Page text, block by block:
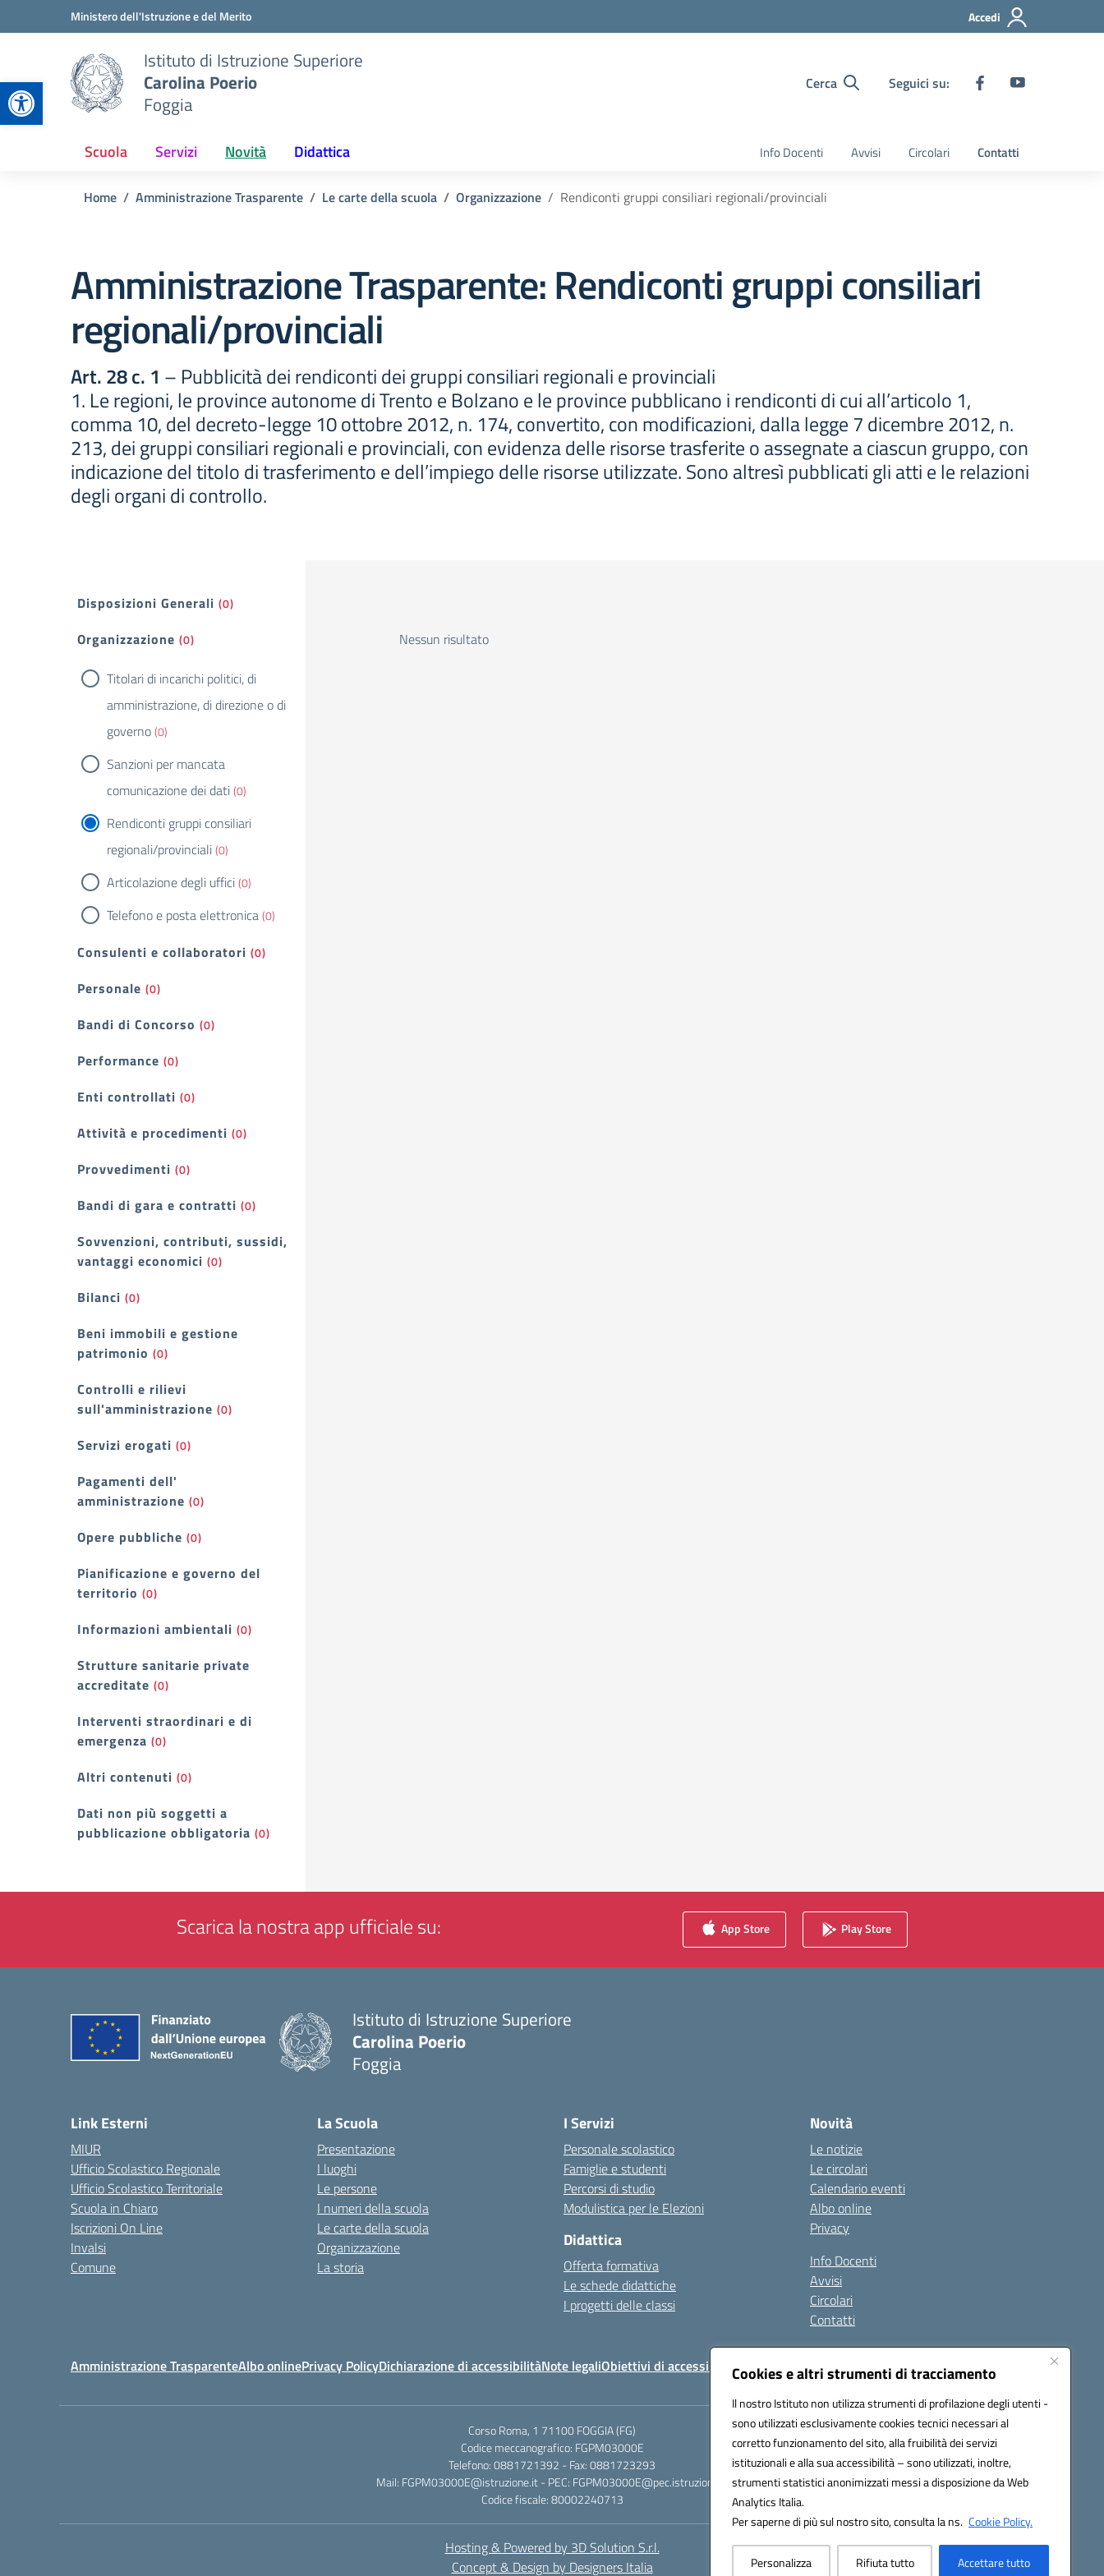
Apri la barra degli strumenti
Cookies e altri strumenti di tracciamento
Il nostro Istituto non utilizza strumenti di profilazione degli utenti -
sono utilizzati esclusivamente cookies tecnici necessari al
corretto funzionamento del sito, alla fruibilità dei servizi
istituzionali e alla sua accessibilità – sono utilizzati, inoltre,
strumenti statistici anonimizzati messi a disposizione da Web
Analytics Italia.
Per saperne di più sul nostro sito, consulta la ns. Cookie Policy.
Personalizza Rifiuta tutto Accettare tutto
Vai ai contenuti
Vai al menu di navigazioneMinistero dell'Istruzione e del Merito Accedi
Istituto di Istruzione Superiore
Carolina Poerio
Foggia
Cerca Seguici su:
Scuola Servizi Novità Didattica Info Docenti Avvisi Circolari Contatti
Home Amministrazione Trasparente Le carte della scuola Organizzazione Rendiconti gruppi consiliari regionali/provinciali
Amministrazione Trasparente:Rendiconti gruppi consiliari
regionali/provinciali
Art. 28 c. 1 – Pubblicità dei rendiconti dei gruppi consiliari regionali e provinciali
1. Le regioni, le province autonome di Trento e Bolzano e le province pubblicano i rendiconti di cui all’articolo 1,
comma 10, del decreto-legge 10 ottobre 2012, n. 174, convertito, con modificazioni, dalla legge 7 dicembre 2012, n.
213, dei gruppi consiliari regionali e provinciali, con evidenza delle risorse trasferite o assegnate a ciascun gruppo, con
indicazione del titolo di trasferimento e dell’impiego delle risorse utilizzate. Sono altresì pubblicati gli atti e le relazioni
degli organi di controllo.
Filtri
Disposizioni Generali (0)
Organizzazione (0)
Titolari di incarichi politici, di
amministrazione, di direzione o di
governo(0)
Sanzioni per mancata
comunicazione dei dati(0)
Rendiconti gruppi consiliari
regionali/provinciali(0)
Articolazione degli uffici(0)
Telefono e posta elettronica(0)
Consulenti e collaboratori (0)
Personale (0)
Bandi di Concorso (0)
Performance (0)
Enti controllati (0)
Attività e procedimenti (0)
Provvedimenti (0)
Bandi di gara e contratti (0)
Sovvenzioni, contributi, sussidi,
vantaggi economici (0)
Bilanci (0)
Beni immobili e gestione
patrimonio (0)
Controlli e rilievi
sull'amministrazione (0)
Servizi erogati (0)
Pagamenti dell'
amministrazione (0)
Opere pubbliche (0)
Pianificazione e governo del
territorio (0)
Informazioni ambientali (0)
Strutture sanitarie private
accreditate (0)
Interventi straordinari e di
emergenza (0)
Altri contenuti (0)
Dati non più soggetti a
pubblicazione obbligatoria (0)
Nessun risultato
Scarica la nostra app ufficiale su: App Store Play Store
Istituto di Istruzione Superiore
Carolina Poerio
Foggia
Link Esterni
MIUR
Ufficio Scolastico Regionale
Ufficio Scolastico Territoriale
Scuola in Chiaro
Iscrizioni On Line
Invalsi
Comune
La Scuola
Presentazione
I luoghi
Le persone
I numeri della scuola
Le carte della scuola
Organizzazione
La storia
I Servizi
Personale scolastico
Famiglie e studenti
Percorsi di studio
Modulistica per le Elezioni
Didattica
Offerta formativa
Le schede didattiche
I progetti delle classi
Novità
Le notizie
Le circolari
Calendario eventi
Albo online
Privacy
Info Docenti
Avvisi
Circolari
Contatti
Amministrazione TrasparenteAlbo onlinePrivacy PolicyDichiarazione di accessibilitàNote legaliObiettivi di accessibilità Seguici su:
Corso Roma, 1 71100 FOGGIA (FG)
Codice meccanografico: FGPM03000E
Telefono: 0881721392 - Fax: 0881723293
Mail: FGPM03000E@istruzione.it - PEC: FGPM03000E@pec.istruzione.it
Codice fiscale: 80002240713
Hosting & Powered by 3D Solution S.r.l.
Concept & Design by Designers Italia